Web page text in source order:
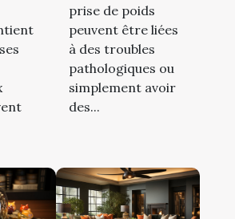
prise de poids
peuvent être liées
à des troubles
pathologiques ou
simplement avoir
des...